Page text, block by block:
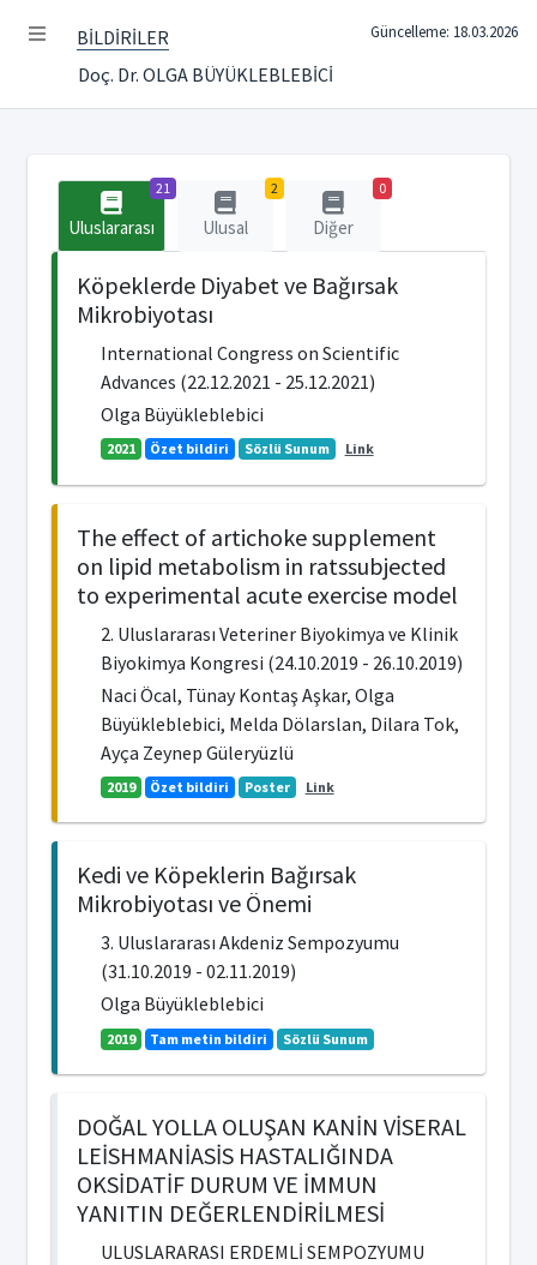
BİLDİRİLER
Doç. Dr. OLGA BÜYÜKLEBLEBİCİ
Güncelleme: 18.03.2026
21
Uluslararası
2
Ulusal
0
Diğer
Köpeklerde Diyabet ve Bağırsak
Mikrobiyotası
International Congress on Scientific
Advances (22.12.2021 - 25.12.2021)
Olga Büyükleblebici
2021 Özet bildiri Sözlü Sunum Link
The effect of artichoke supplement
on lipid metabolism in ratssubjected
to experimental acute exercise model
2. Uluslararası Veteriner Biyokimya ve Klinik
Biyokimya Kongresi (24.10.2019 - 26.10.2019)
Naci Öcal, Tünay Kontaş Aşkar, Olga
Büyükleblebici, Melda Dölarslan, Dilara Tok,
Ayça Zeynep Güleryüzlü
2019 Özet bildiri Poster Link
Kedi ve Köpeklerin Bağırsak
Mikrobiyotası ve Önemi
3. Uluslararası Akdeniz Sempozyumu
(31.10.2019 - 02.11.2019)
Olga Büyükleblebici
2019 Tam metin bildiri Sözlü Sunum
DOĞAL YOLLA OLUŞAN KANİN VİSERAL
LEİSHMANİASİS HASTALIĞINDA
OKSİDATİF DURUM VE İMMUN
YANITIN DEĞERLENDİRİLMESİ
ULUSLARARASI ERDEMLİ SEMPOZYUMU